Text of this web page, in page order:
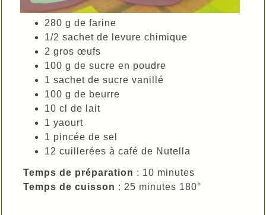
280 g de farine
1/2 sachet de levure chimique
2 gros œufs
100 g de sucre en poudre
1 sachet de sucre vanillé
100 g de beurre
10 cl de lait
1 yaourt
1 pincée de sel
12 cuillerées à café de Nutella
Temps de préparation : 10 minutes
Temps de cuisson : 25 minutes 180°